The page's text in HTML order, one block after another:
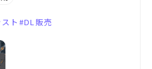
ト DL販売